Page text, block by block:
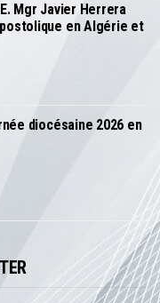
Mgr Javier Herrera
en Algérie et
diocésaine 2026 en